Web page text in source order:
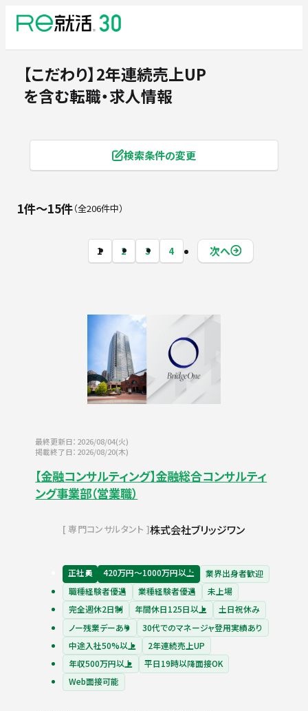
【こだわり】2年連続売上UP
を含む転職・求人情報
検索条件の変更
1 2 3 4 次へ
1件〜15件 全206件中
最終更新日：2026/08/04(火)
掲載終了日：2026/08/20(木)
【金融コンサルティング】金融総合コンサルティ
ング事業部（営業職）
専門コンサルタント 株式会社ブリッジワン
正社員 420万円〜1000万円以上
業界出身者歓迎
職種経験者優遇
業種経験者優遇
未上場
完全週休2日制
年間休日125日以上
土日祝休み
ノー残業デーあり
30代でのマネージャ登用実績あり
中途入社50%以上
2年連続売上UP
年収500万円以上
平日19時以降面接OK
Web面接可能